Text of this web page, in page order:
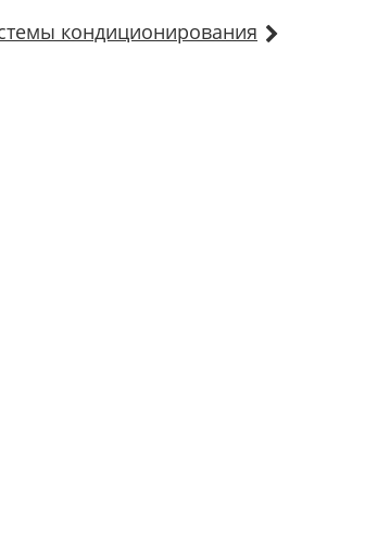
кондиционирования